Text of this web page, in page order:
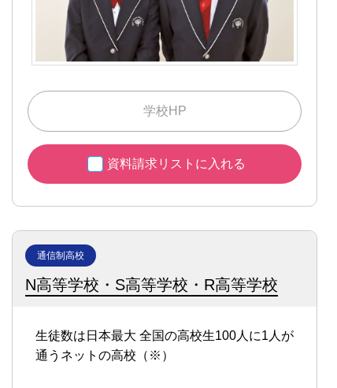
学校HP
資料請求リストに入れる
通信制高校
N高等学校・S高等学校・R高等学校
生徒数は日本最大 全国の高校生100人に1人が
通うネットの高校（※）